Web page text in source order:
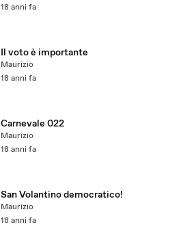
18 anni fa
Il voto è importante
Maurizio
18 anni fa
Carnevale 022
Maurizio
18 anni fa
San Volantino democratico!
Maurizio
18 anni fa